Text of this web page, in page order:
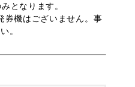
となります。
券機はございません。事
。